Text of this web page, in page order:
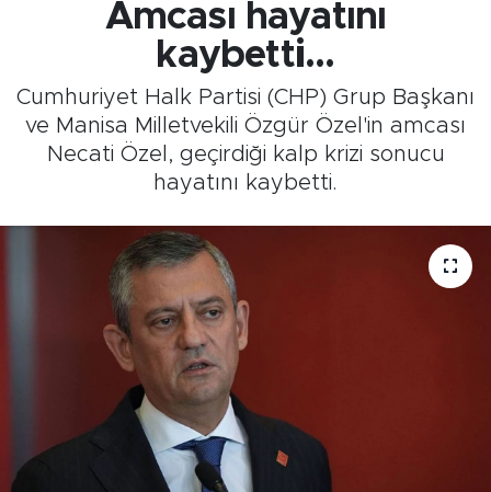
Amcası hayatını
kaybetti...
Cumhuriyet Halk Partisi (CHP) Grup Başkanı
ve Manisa Milletvekili Özgür Özel'in amcası
Necati Özel, geçirdiği kalp krizi sonucu
hayatını kaybetti.
Son Dakika Haberleri
Haber Arşivi